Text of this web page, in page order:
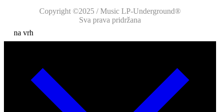
Copyright ©2025 / Music LP-Underground®
Sva prava pridržana
na vrh